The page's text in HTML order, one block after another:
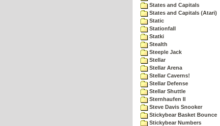
States and Capitals
States and Capitals (Atari)
Static
Stationfall
Statki
Stealth
Steeple Jack
Stellar
Stellar Arena
Stellar Caverns!
Stellar Defense
Stellar Shuttle
Sternhaufen II
Steve Davis Snooker
Stickybear Basket Bounce
Stickybear Numbers